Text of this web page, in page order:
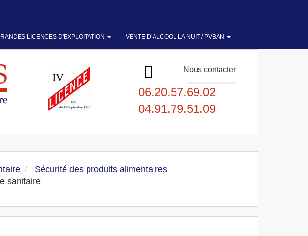
LICENCES D'EXPLOITATION VENTE D’ALCOOL LA NUIT / PVBAN
Nous contacter
06.20.57.69.02
04.91.79.51.09
Sécurité des produits alimentaires
sanitaire